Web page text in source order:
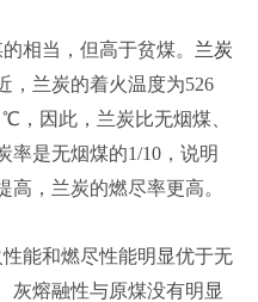
相当，但高于贫煤。 兰炭
，兰炭的着火温度为526
，因此，兰炭比无烟煤、
率是无烟煤的1/10，说明
，兰炭的燃尽率更高。
能和燃尽性能明显优于无
灰熔融性与原煤没有明显